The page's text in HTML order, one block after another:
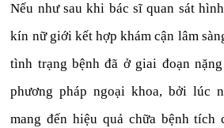
Nếu như sau khi bác sĩ quan sát
kín nữ giới kết hợp khám cận lâm
tình trạng bệnh đã ở giai đoạn
phương pháp ngoại khoa, bởi lúc
mang đến hiệu quả chữa bệnh tích